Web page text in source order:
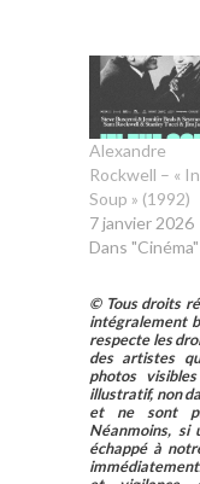
Alexandre
Rockwell – «
Soup » (1992)
7 janvier 2026
Dans "Cinéma"
© Tous droits
intégralement
respecte les
des artistes
photos
illustratif, non
et ne sont
Néanmoins, si
échappé à